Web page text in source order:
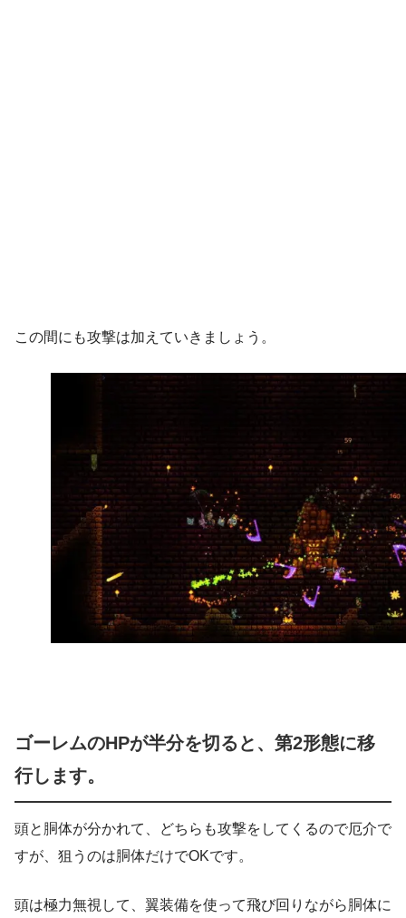
この間にも攻撃は加えていきましょう。
ゴーレムのHPが半分を切ると、第2形態に移
行します。
頭と胴体が分かれて、どちらも攻撃をしてくるので厄介で
すが、狙うのは胴体だけでOKです。
頭は極力無視して、翼装備を使って飛び回りながら胴体に